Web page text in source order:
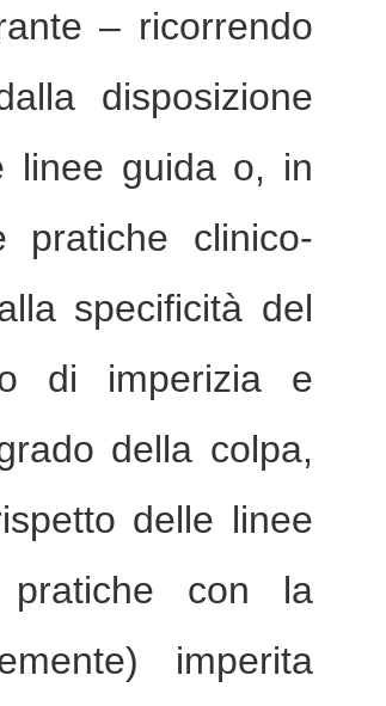
– ricorrendo
disposizione
linee guida o, in
pratiche clinico-
specificità del
di imperizia e
della colpa,
delle linee
con la
imperita